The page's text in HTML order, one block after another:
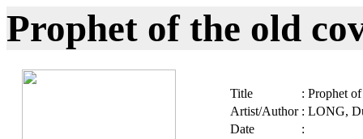
Prophet of the old
Title : Prophet
Artist/Author : LONG,
Date
: